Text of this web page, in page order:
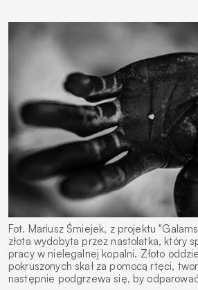
Fot. Mariusz Śmiejek, z projektu
złota wydobyta przez nastolatka, który
pracy w nielegalnej kopalni. Złoto
pokruszonych skał za pomocą rtęci,
następnie podgrzewa się, by